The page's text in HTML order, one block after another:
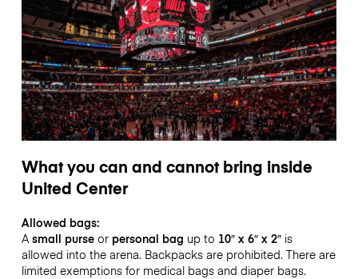
What you can and cannot bring inside
United Center
Allowed bags:
A small purseor personal bag up to 10″ x 6″ x 2″is
allowed into the arena. Backpacks are prohibited. There are
limited exemptions for medical bags and diaper bags.